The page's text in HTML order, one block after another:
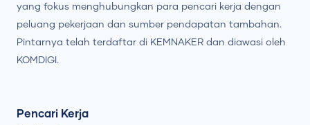
yang fokus menghubungkan para pencari kerja dengan
peluang pekerjaan dan sumber pendapatan tambahan.
Pintarnya telah terdaftar di KEMNAKER dan diawasi oleh
KOMDIGI.
Pencari Kerja